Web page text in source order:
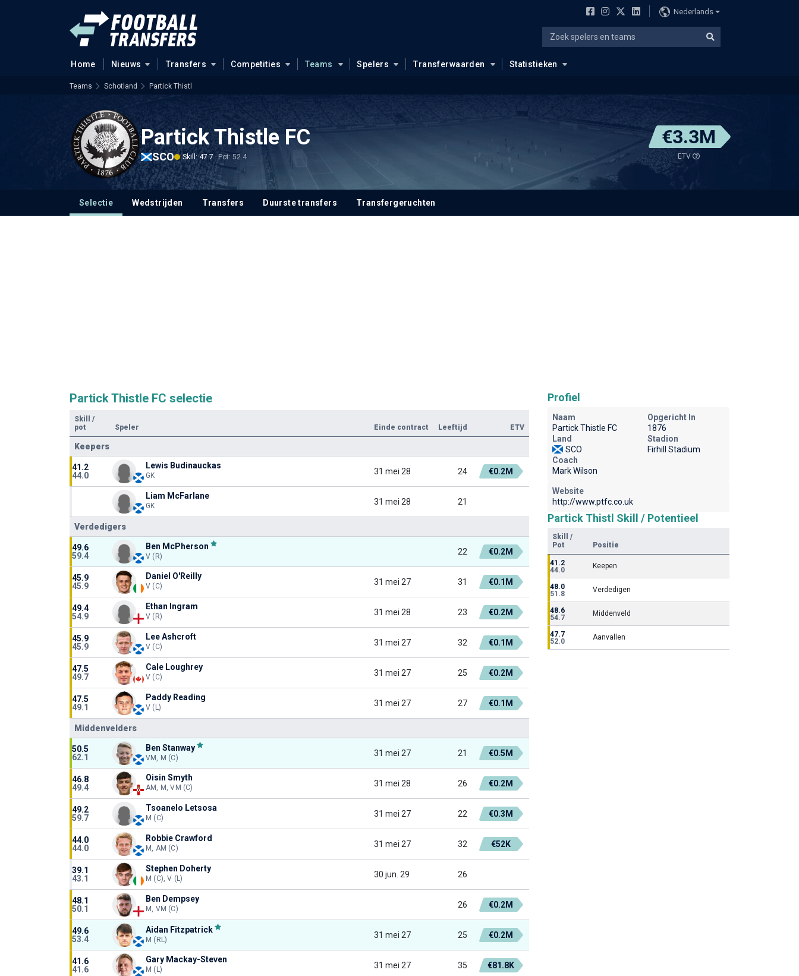
Nederlands
Home Nieuws Transfers Competities Teams Spelers Transferwaarden Statistieken
Teams Schotland Partick Thistl
Partick Thistle FC
SCO Skill: 47.7 Pot: 52.4
€3.3M
ETV
Selectie Wedstrijden Transfers Duurste transfers Transfergeruchten
Partick Thistle FC selectie
Skill
/
pot
Speler Einde contract Leeftijd ETV
Keepers
41.2
44.0
Lewis Budinauckas
GK 31 mei 28 24 €0.2M
Liam McFarlane
GK 31 mei 28 21
Verdedigers
49.6
59.4
Ben McPherson
V (R) 22 €0.2M
45.9
45.9
Daniel O'Reilly
V (C) 31 mei 27 31 €0.1M
49.4
54.9
Ethan Ingram
V (R) 31 mei 28 23 €0.2M
45.9
45.9
Lee Ashcroft
V (C) 31 mei 27 32 €0.1M
47.5
49.7
Cale Loughrey
V (C) 31 mei 27 25 €0.2M
47.5
49.1
Paddy Reading
V (L) 31 mei 27 27 €0.1M
Middenvelders
50.5
62.1
Ben Stanway
VM, M (C) 31 mei 27 21 €0.5M
46.8
49.4
Oisin Smyth
AM, M, VM (C) 31 mei 28 26 €0.2M
49.2
59.7
Tsoanelo Letsosa
M (C) 31 mei 27 22 €0.3M
44.0
44.0
Robbie Crawford
M, AM (C) 31 mei 27 32 €52K
39.1
43.1
Stephen Doherty
M (C), V (L) 30 jun. 29 26
48.1
50.1
Ben Dempsey
M, VM (C) 26 €0.2M
49.6
53.4
Aidan Fitzpatrick
M (RL) 31 mei 27 25 €0.2M
41.6
41.6
Gary Mackay-Steven
M (L) 31 mei 27 35 €81.8K
Profiel
Naam
Partick Thistle FC
Opgericht In
1876
Land
SCO
Stadion
Firhill Stadium
Coach
Mark Wilson
Website
http://www.ptfc.co.uk
Partick Thistl Skill / Potentieel
Skill /
Pot
Positie
41.2
44.0
Keepen
48.0
51.8
Verdedigen
48.6
54.7
Middenveld
47.7
52.0
Aanvallen